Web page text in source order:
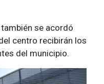
se acordó
centro recibirán los
del municipio.